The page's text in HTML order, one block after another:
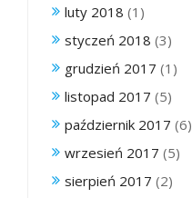
luty 2018 (1)
styczeń 2018 (3)
grudzień 2017 (1)
listopad 2017 (5)
październik 2017 (6)
wrzesień 2017 (5)
sierpień 2017 (2)